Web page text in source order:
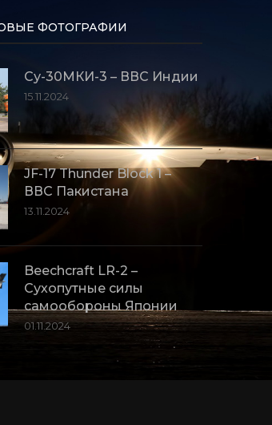
ФОТОГРАФИИ
Су-30МКИ-3 – ВВС Индии
15.11.2024
JF-17 Thunder Block 1 –
ВВС Пакистана
13.11.2024
Beechcraft LR-2 –
Сухопутные силы
самообороны Японии
01.11.2024